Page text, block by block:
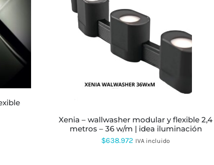
ESTE
PRODUCTO
MÚLTIPLES
VARIANTES.
OPCIONES
SE
EN
LA
PÁGINA
DE
xenia – wallwasher modular y flexible 2,4
metros – 36 w/m | idea iluminación
$638.972 IVA incluido